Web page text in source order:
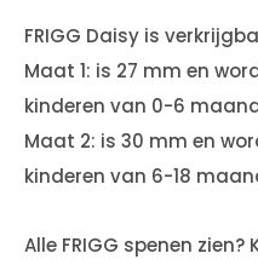
FRIGG Daisy is
Maat 1: is 27 mm en
kinderen van 0-6
Maat 2: is 30 mm en
kinderen van 6-18
Alle FRIGG spenen zien?